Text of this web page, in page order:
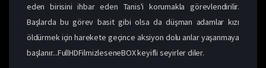
eden birisini ihbar eden Tanis'i korumakla görevlendirilir.
Başlarda bu görev basit gibi olsa da düşman adamlar kızı
öldürmek için harekete geçince aksiyon dolu anlar yaşanmaya
başlanır...FullHDFilmizleseneBOX keyifli seyirler diler.